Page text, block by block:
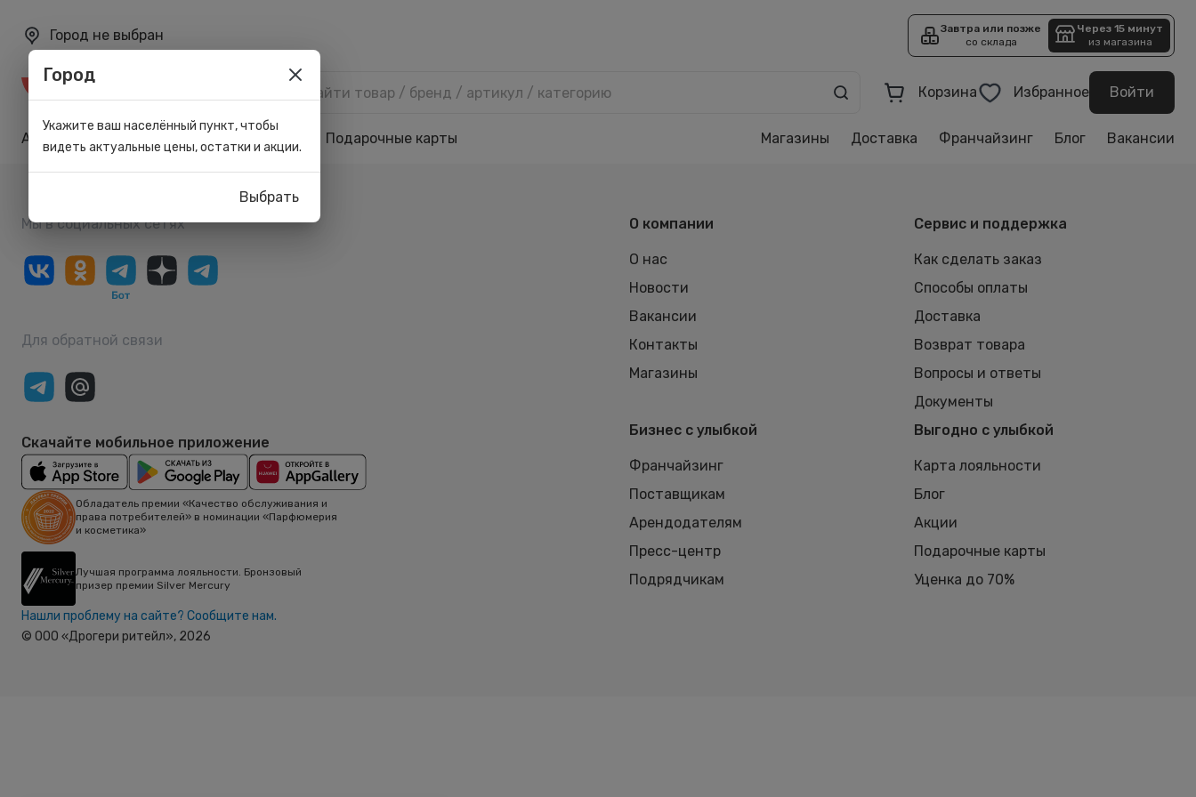
Город не выбран
Завтра или позже
со склада
Через 15 минут
из магазина
Корзина Избранное Войти
Акции Карта лояльности Подарочные карты Магазины Доставка Франчайзинг Блог Вакансии
Мы в социальных сетях
Для обратной связи
Скачайте мобильное приложение
Обладатель премии «Качество обслуживания и
права потребителей» в номинации «Парфюмерия
и косметика»
Лучшая программа лояльности. Бронзовый
призер премии Silver Mercury
Нашли проблему на сайте? Сообщите нам.
© ООО «Дрогери ритейл», 2026
О компании
О нас
Новости
Вакансии
Контакты
Магазины
Сервис и поддержка
Как сделать заказ
Способы оплаты
Доставка
Возврат товара
Вопросы и ответы
Документы
Бизнес с улыбкой
Франчайзинг
Поставщикам
Арендодателям
Пресс-центр
Подрядчикам
Выгодно с улыбкой
Карта лояльности
Блог
Акции
Подарочные карты
Уценка до 70%
Город
Укажите ваш населённый пункт, чтобы
видеть актуальные цены, остатки и акции.
Выбрать